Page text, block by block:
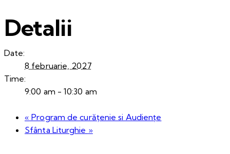
Detalii
Date:
8 februarie, 2027
Time:
9:00 am - 10:30 am
« Program de curățenie si Audiențe
Sfânta Liturghie »